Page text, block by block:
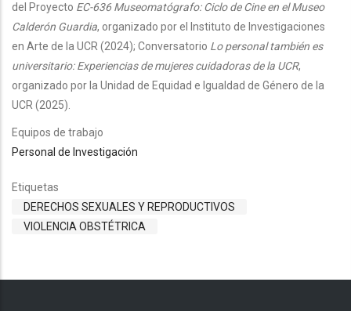
del Proyecto EC-636 Museomatógrafo: Ciclo de Cine en el Museo
Calderón Guardia, organizado por el Instituto de Investigaciones
en Arte de la UCR (2024); Conversatorio Lo personal también es
universitario: Experiencias de mujeres cuidadoras de la UCR,
organizado por la Unidad de Equidad e Igualdad de Género de la
UCR (2025).
Equipos de trabajo
Personal de Investigación
Etiquetas
DERECHOS SEXUALES Y REPRODUCTIVOS
VIOLENCIA OBSTÉTRICA